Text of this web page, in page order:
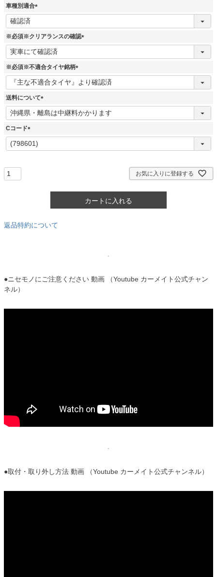
車種別適合
(
須
※必須※クリアランスの確認
(
※必須※不適合タイヤ銘柄
(
必
送料について
(
必
Cコード
(
必
お気に入りに登録する
カートに入れる
返品特約について
●ニセモノにご注意ください 動画 （Youtube カーメイト公式チャン
ネル）
●取付・取り外し方法 動画 （Youtube カーメイト公式チャンネル）